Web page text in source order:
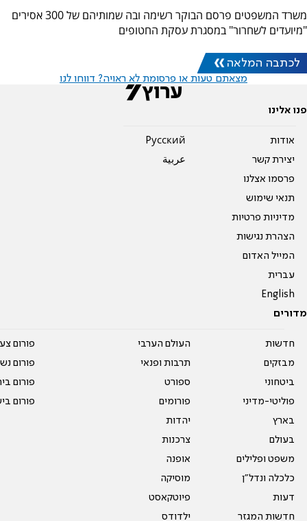
משרד המשפטים פרסם הבוקר רשימה ובה שמותיהם של 300 אסירים
"מיועדים לשחרור" במסגרת עסקת החטופים
לכתבה המלאה
מצאתם טעות או פרסומת לא ראויה? דווחו לנו
פנו אלינו
אודות
יצירת קשר
פרסמו אצלנו
תנאי שימוש
מדיניות פרטיות
הצהרת נגישות
המייל האדום
עברית
English
Pусский
عربية
מדורים
חדשות
מבזקים
ביטחוני
פוליטי-מדיני
בארץ
בעולם
משפט ופלילים
כלכלה ונדל"ן
דעות
חדשות המגזר
העולם הערבי
תרבות ופנאי
ספורט
פורומים
יהדות
צרכנות
אופנה
מוסיקה
פיוטקאסט
ילדודס
פורום
פורום
פורום
פורום